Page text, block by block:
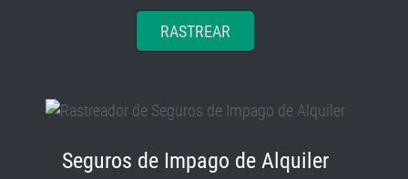
RASTREAR
Seguros de Impago de Alquiler